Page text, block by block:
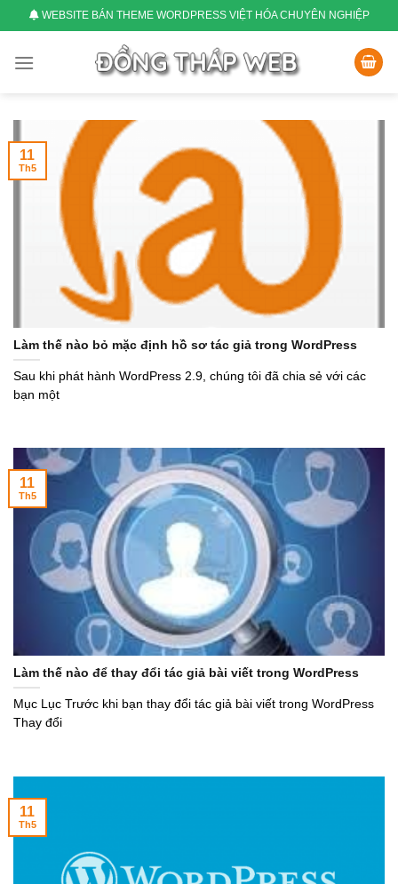
to
content
WEBSITE BÁN THEME WORDPRESS VIỆT HÓA CHUYÊN NGHIỆP
Làm thế nào bỏ mặc định hồ sơ tác giả trong WordPress
Sau khi phát hành WordPress 2.9, chúng tôi đã chia sẻ với các
bạn một
11
Th5
Làm thế nào để thay đổi tác giả bài viết trong WordPress
Mục Lục Trước khi bạn thay đổi tác giả bài viết trong WordPress
Thay đổi
11
Th5
11
Th5